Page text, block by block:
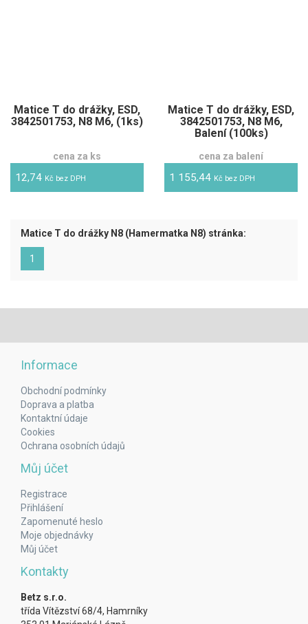
Matice T do drážky, ESD,
3842501753, N8 M6, (1ks)
cena za ks
12,74 Kč bez DPH
Matice T do drážky, ESD,
3842501753, N8 M6,
Balení (100ks)
cena za balení
1 155,44 Kč bez DPH
Matice T do drážky N8 (Hamermatka N8) stránka:
1
Informace
Obchodní podmínky
Doprava a platba
Kontaktní údaje
Cookies
Ochrana osobních údajů
Můj účet
Registrace
Přihlášení
Zapomenuté heslo
Moje objednávky
Můj účet
Kontakty
Betz s.r.o.
třída Vítězství 68/4, Hamrníky